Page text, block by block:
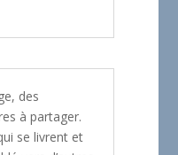
des
à partager.
se livrent et